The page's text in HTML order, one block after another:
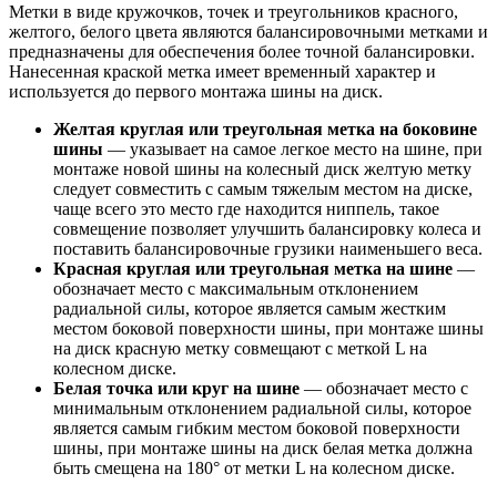
Метки в виде кружочков, точек и треугольников красного,
желтого, белого цвета являются балансировочными метками и
предназначены для обеспечения более точной балансировки.
Нанесенная краской метка имеет временный характер и
используется до первого монтажа шины на диск.
Желтая круглая или треугольная метка на боковине
шины — указывает на самое легкое место на шине, при
монтаже новой шины на колесный диск желтую метку
следует совместить с самым тяжелым местом на диске,
чаще всего это место где находится ниппель, такое
совмещение позволяет улучшить балансировку колеса и
поставить балансировочные грузики наименьшего веса.
Красная круглая или треугольная метка на шине —
обозначает место с максимальным отклонением
радиальной силы, которое является самым жестким
местом боковой поверхности шины, при монтаже шины
на диск красную метку совмещают с меткой L на
колесном диске.
Белая точка или круг на шине — обозначает место с
минимальным отклонением радиальной силы, которое
является самым гибким местом боковой поверхности
шины, при монтаже шины на диск белая метка должна
быть смещена на 180° от метки L на колесном диске.